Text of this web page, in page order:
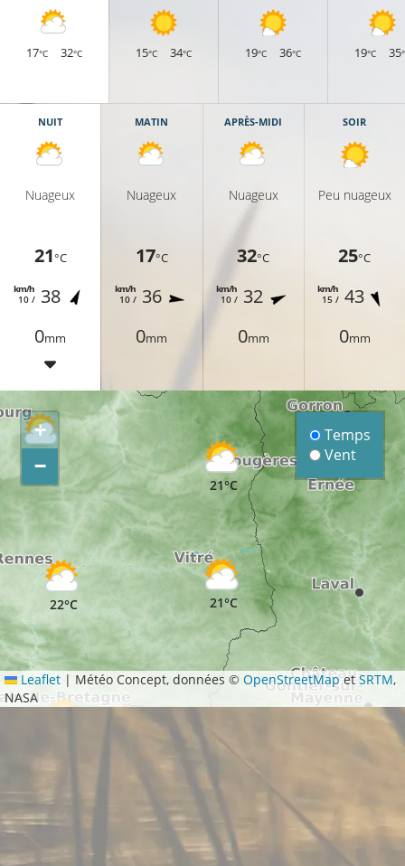
17°C 32°C 15°C 34°C 19°C 36°C 19°C 35
NUIT
Nuageux
21°C
10 /
km/h 38
0mm
MATIN
Nuageux
17°C
10 /
km/h 36
0mm
APRÈS-MIDI
Nuageux
32°C
10 /
km/h 32
0mm
SOIR
Peu nuageux
25°C
15 /
km/h 43
0mm
21°C
22°C 21°C
+
−
Temps
Vent
Leaflet | Météo Concept, données ©OpenStreetMapetSRTM,
NASA